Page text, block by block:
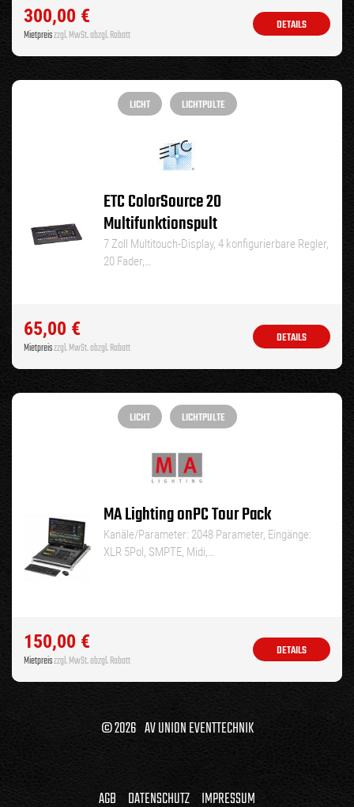
300,00 €
Mietpreiszzgl. MwSt. abzgl. Rabatt
DETAILS
LICHT LICHTPULTE
ETC ColorSource 20
Multifunktionspult
7 Zoll Multitouch-Display, 4 konfigurierbare Regler,
20 Fader,…
65,00 €
Mietpreiszzgl. MwSt. abzgl. Rabatt
DETAILS
LICHT LICHTPULTE
MA Lighting onPC Tour Pack
Kanäle/Parameter: 2048 Parameter, Eingänge:
XLR 5Pol, SMPTE, Midi,…
150,00 €
Mietpreiszzgl. MwSt. abzgl. Rabatt
DETAILS
© 2026 AV UNION EVENTTECHNIK
AGB DATENSCHUTZ IMPRESSUM